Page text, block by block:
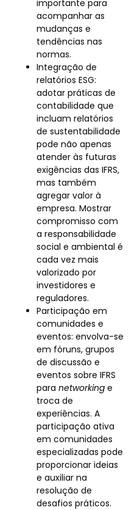
importante para
acompanhar as
mudanças e
tendências nas
normas.
Integração de
relatórios ESG:
adotar práticas de
contabilidade que
incluam relatórios
de sustentabilidade
pode não apenas
atender às futuras
exigências das IFRS,
mas também
agregar valor à
empresa. Mostrar
compromisso com
a responsabilidade
social e ambiental é
cada vez mais
valorizado por
investidores e
reguladores.
Participação em
comunidades e
eventos: envolva-se
em fóruns, grupos
de discussão e
eventos sobre IFRS
para networking e
troca de
experiências. A
participação ativa
em comunidades
especializadas pode
proporcionar ideias
e auxiliar na
resolução de
desafios práticos.